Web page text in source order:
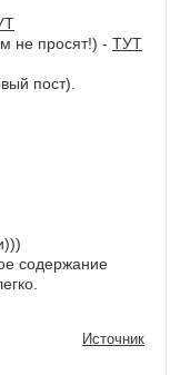
не просят!) - ТУТ
пост).
содержание
Источник